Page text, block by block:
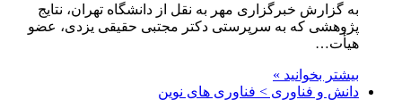
به گزارش خبرگزاری مهر به نقل از دانشگاه تهران، نتایج
پژوهشی که به سرپرستی دکتر مجتبی حقیقی یزدی، عضو
هیأت…
بیشتر بخوانید »
دانش و فناوری > فناوری های نوین